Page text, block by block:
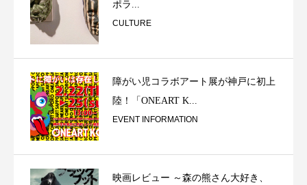
ポラ...
CULTURE
障がい児コラボアート展が神戸に初上
陸！「ONEART K...
EVENT INFORMATION
映画レビュー ～森の熊さん大好き、